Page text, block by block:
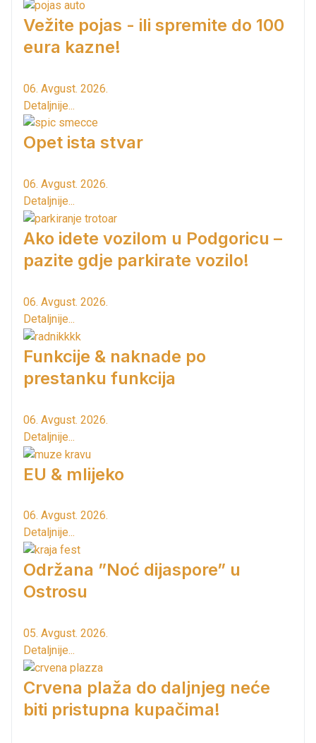
Vežite pojas - ili spremite do 100
eura kazne!
06. Avgust. 2026.
Detaljnije...
Opet ista stvar
06. Avgust. 2026.
Detaljnije...
Ako idete vozilom u Podgoricu –
pazite gdje parkirate vozilo!
06. Avgust. 2026.
Detaljnije...
Funkcije & naknade po
prestanku funkcija
06. Avgust. 2026.
Detaljnije...
EU & mlijeko
06. Avgust. 2026.
Detaljnije...
Održana ”Noć dijaspore” u
Ostrosu
05. Avgust. 2026.
Detaljnije...
Crvena plaža do daljnjeg neće
biti pristupna kupačima!